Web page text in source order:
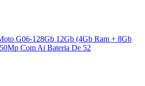
G06-128Gb 12Gb (4Gb Ram + 8Gb
Com Ai Bateria De 52